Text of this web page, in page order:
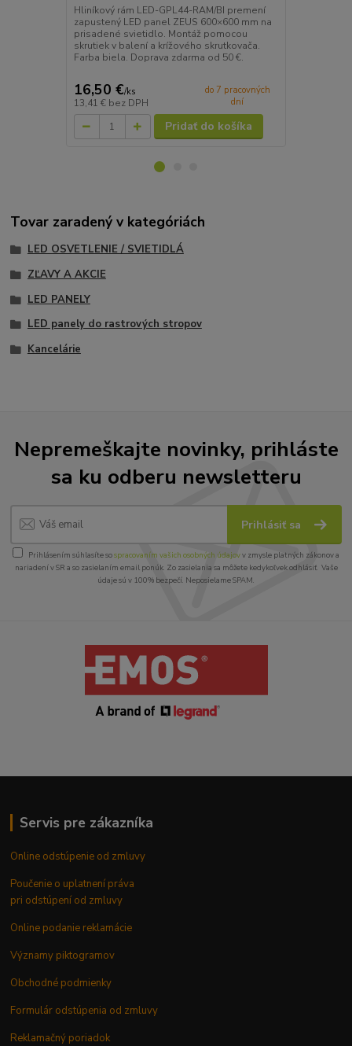
Hliníkový rám LED-GPL44-RAM/BI premení
zapustený LED panel ZEUS 600×600 mm na
prisadené svietidlo. Montáž pomocou
skrutiek v balení a krížového skrutkovača.
Farba biela. Doprava zdarma od 50 €.
16,50 €/ks
13,41 € bez DPH
do 7 pracovných
dní
Pridať do košíka
Tovar zaradený v kategóriách
LED OSVETLENIE / SVIETIDLÁ
ZĽAVY A AKCIE
LED PANELY
LED panely do rastrových stropov
Kancelárie
Nepremeškajte novinky, prihláste
sa ku odberu newsletteru
Prihlásiť sa
Prihlásením súhlasíte sospracovaním vašich osobných údajovv zmysle platných zákonov a
nariadení v SR a so zasielaním email ponúk. Zo zasielania sa môžete kedykoľvek odhlásiť. Vaše
údaje sú v 100% bezpečí. Neposielame SPAM.
Servis pre zákazníka
Online odstúpenie od zmluvy
Poučenie o uplatnení práva
pri odstúpení od zmluvy
Online podanie reklamácie
Významy piktogramov
Obchodné podmienky
Formulár odstúpenia od zmluvy
Reklamačný poriadok